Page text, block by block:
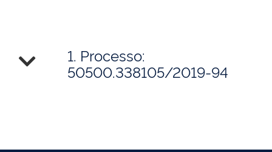
1. Processo:
50500.338105/2019-94